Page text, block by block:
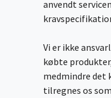
anvendt
Vi er ikke
købte
medmindre det
tilregnes os